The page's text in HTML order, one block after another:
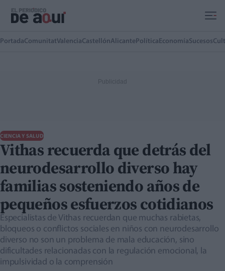
PortadaComunitatValenciaCastellónAlicante Política EconomíaSucesos
CIENCIA Y SALUD
Vithas recuerda que detrás del
neurodesarrollo diverso hay
familias sosteniendo años de
pequeños esfuerzos cotidianos
Especialistas de Vithas recuerdan que muchas rabietas,
bloqueos o conflictos sociales en niños con neurodesarrollo
diverso no son un problema de mala educación, sino
dificultades relacionadas con la regulación emocional, la
impulsividad o la comprensión